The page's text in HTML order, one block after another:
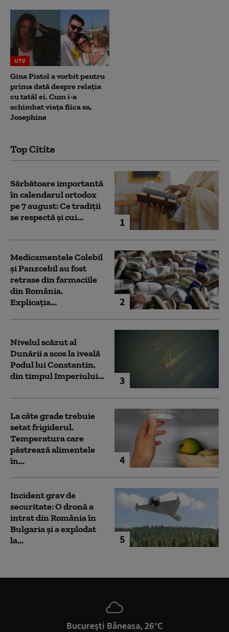
UTV
Gina Pistol a vorbit pentru
prima dată despre relația
cu tatăl ei. Cum i-a
schimbat viața fiica sa,
Josephine
Top Citite
1
Sărbătoare importantă
în calendarul ortodox
pe 7 august: Ce tradiții
se respectă și cui...
2
Medicamentele Colebil
și Panzcebil au fost
retrase din farmaciile
din România.
Explicația...
3
Nivelul scăzut al
Dunării a scos la iveală
Podul lui Constantin,
din timpul Imperiului...
4
La câte grade trebuie
setat frigiderul.
Temperatura care
păstrează alimentele
în...
5
Incident grav de
securitate: O dronă a
intrat din România în
Bulgaria şi a explodat
la...
București Băneasa, 26°C